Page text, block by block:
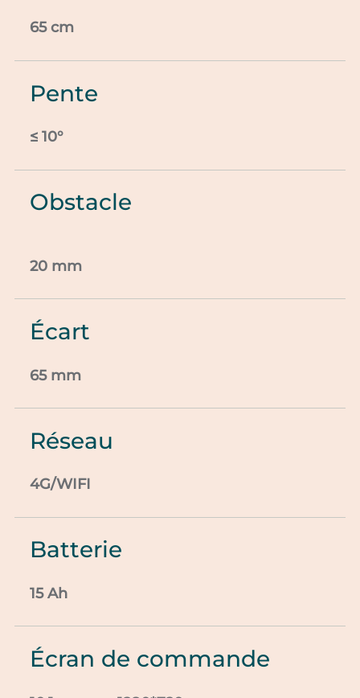
65 cm
Pente
≤ 10°
Obstacle
20 mm
Écart
65 mm
Réseau
4G/WIFI
Batterie
15 Ah
Écran de commande